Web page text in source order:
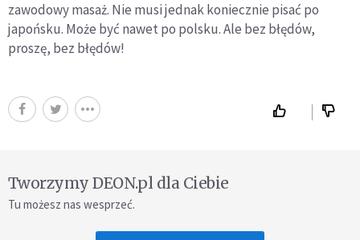
zawodowy masaż. Nie musi jednak koniecznie pisać po
japońsku. Może być nawet po polsku. Ale bez błędów,
proszę, bez błędów!
Tworzymy DEON.pl dla Ciebie
Tu możesz nas wesprzeć.